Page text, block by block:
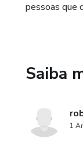
pessoas que
Saiba
1